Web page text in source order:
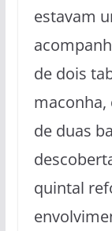
estavam
de dois
maconha,
de duas
quintal